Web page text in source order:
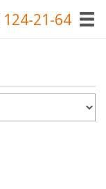
124-21-64